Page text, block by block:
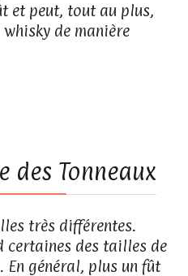
et peut, tout au plus,
de manière
des Tonneaux
très différentes.
certaines des tailles de
En général, plus un fût